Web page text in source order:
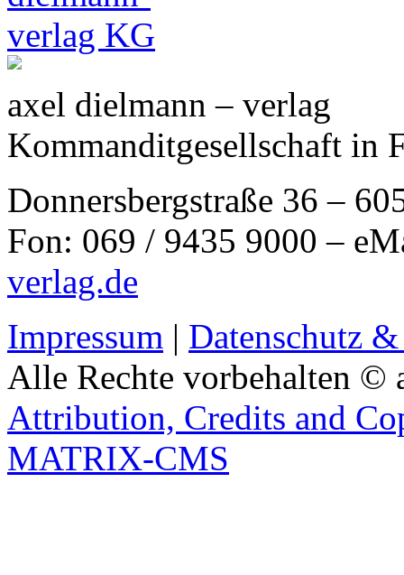
axel dielmann – verlag
Kommanditgesellschaft in
Donnersbergstraße 36 –
Fon: 069 / 9435 9000 –
verlag.de
Impressum | Datenschutz
Alle Rechte vorbehalten ©
Attribution, Credits and
MATRIX-CMS